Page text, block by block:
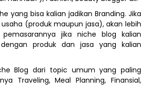
yang bisa kalian jadikan Branding. Jika
(produk maupun jasa), akan lebih
pemasarannya jika niche blog kalian
produk dan jasa yang kalian
Blog dari topic umum yang paling
Traveling, Meal Planning, Finansial,